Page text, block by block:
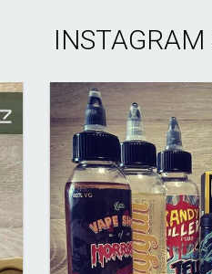
INSTAGRAM